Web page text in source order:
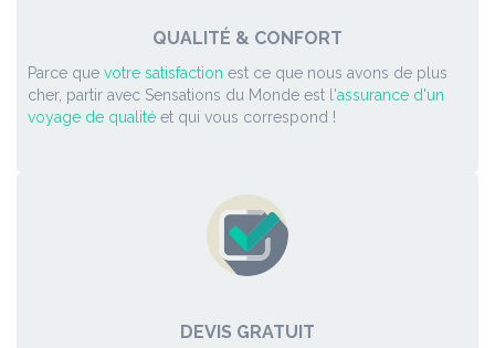
QUALITÉ & CONFORT
Parce que votre satisfaction est ce que nous avons de plus
cher, partir avec Sensations du Monde est l'assurance d'un
voyage de qualité et qui vous correspond !
DEVIS GRATUIT